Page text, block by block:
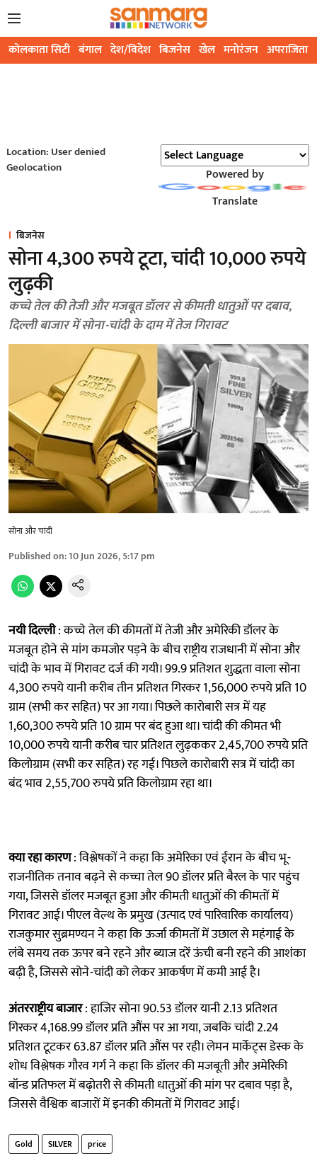
कोलकाता सिटी बंगाल देश/विदेश बिजनेस खेल मनोरंजन अपराजिता
Location: User denied
Geolocation
Powered by
Translate
बिजनेस
सोना 4,300 रुपये टूटा, चांदी 10,000 रुपये
लुढ़की
कच्चे तेल की तेजी और मजबूत डॉलर से कीमती धातुओं पर दबाव,
दिल्ली बाजार में सोना-चांदी के दाम में तेज गिरावट
सोना और चांदी
Published on:10 Jun 2026, 5:17 pm
नयी दिल्ली: कच्चे तेल की कीमतों में तेजी और अमेरिकी डॉलर के
मजबूत होने से मांग कमजोर पड़ने के बीच राष्ट्रीय राजधानी में सोना और
चांदी के भाव में गिरावट दर्ज की गयी। 99.9 प्रतिशत शुद्धता वाला सोना
4,300 रुपये यानी करीब तीन प्रतिशत गिरकर 1,56,000 रुपये प्रति 10
ग्राम (सभी कर सहित) पर आ गया। पिछले कारोबारी सत्र में यह
1,60,300 रुपये प्रति 10 ग्राम पर बंद हुआ था। चांदी की कीमत भी
10,000 रुपये यानी करीब चार प्रतिशत लुढ़ककर 2,45,700 रुपये प्रति
किलोग्राम (सभी कर सहित) रह गई। पिछले कारोबारी सत्र में चांदी का
बंद भाव 2,55,700 रुपये प्रति किलोग्राम रहा था।
क्या रहा कारण: विश्लेषकों ने कहा कि अमेरिका एवं ईरान के बीच भू-
राजनीतिक तनाव बढ़ने से कच्चा तेल 90 डॉलर प्रति बैरल के पार पहुंच
गया, जिससे डॉलर मजबूत हुआ और कीमती धातुओं की कीमतों में
गिरावट आई। पीएल वेल्थ के प्रमुख (उत्पाद एवं पारिवारिक कार्यालय)
राजकुमार सुब्रमण्यन ने कहा कि ऊर्जा कीमतों में उछाल से महंगाई के
लंबे समय तक ऊपर बने रहने और ब्याज दरें ऊंची बनी रहने की आशंका
बढ़ी है, जिससे सोने-चांदी को लेकर आकर्षण में कमी आई है।
अंतरराष्ट्रीय बाजार: हाजिर सोना 90.53 डॉलर यानी 2.13 प्रतिशत
गिरकर 4,168.99 डॉलर प्रति औंस पर आ गया, जबकि चांदी 2.24
प्रतिशत टूटकर 63.87 डॉलर प्रति औंस पर रही। लेमन मार्केट्स डेस्क के
शोध विश्लेषक गौरव गर्ग ने कहा कि डॉलर की मजबूती और अमेरिकी
बॉन्ड प्रतिफल में बढ़ोतरी से कीमती धातुओं की मांग पर दबाव पड़ा है,
जिससे वैश्विक बाजारों में इनकी कीमतों में गिरावट आई।
Gold SILVER price